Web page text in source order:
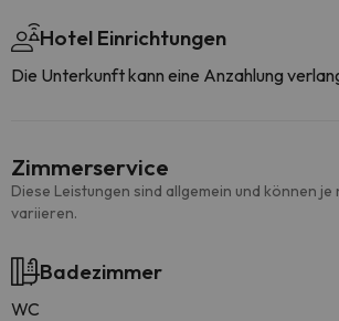
Hotel Einrichtungen
Die Unterkunft kann eine Anzahlung
Zimmerservice
Diese Leistungen sind allgemein und können je
variieren.
Badezimmer
WC